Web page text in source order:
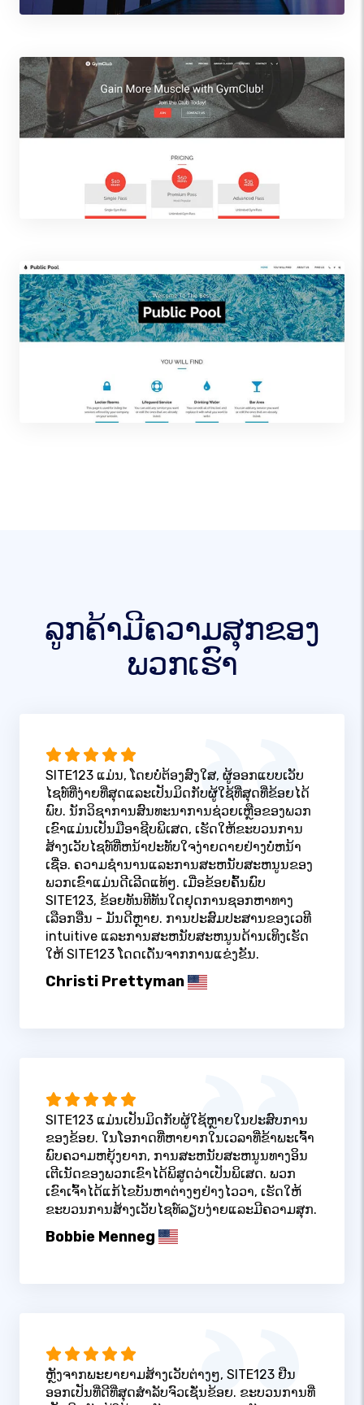
ລູກຄ້າມີຄວາມສຸກຂອງ
ພວກເຮົາ
SITE123 ແມ່ນ, ໂດຍບໍ່ຕ້ອງສົງໃສ, ຜູ້ອອກແບບເວັບ
ໄຊທ໌ທີ່ງ່າຍທີ່ສຸດແລະເປັນມິດກັບຜູ້ໃຊ້ທີ່ສຸດທີ່ຂ້ອຍໄດ້
ພົບ. ນັກວິຊາການສົນທະນາການຊ່ວຍເຫຼືອຂອງພວກ
ເຂົາແມ່ນເປັນມືອາຊີບພິເສດ, ເຮັດໃຫ້ຂະບວນການ
ສ້າງເວັບໄຊທ໌ທີ່ຫນ້າປະທັບໃຈງ່າຍດາຍຢ່າງບໍ່ຫນ້າ
ເຊື່ອ. ຄວາມຊໍານານແລະການສະຫນັບສະຫນູນຂອງ
ພວກເຂົາແມ່ນດີເລີດແທ້ໆ. ເມື່ອຂ້ອຍຄົ້ນພົບ
SITE123, ຂ້ອຍທັນທີທັນໃດຢຸດການຊອກຫາທາງ
ເລືອກອື່ນ - ມັນດີຫຼາຍ. ການປະສົມປະສານຂອງເວທີ
intuitive ແລະການສະຫນັບສະຫນູນດ້ານເທິງເຮັດ
ໃຫ້ SITE123 ໂດດເດັ່ນຈາກການແຂ່ງຂັນ.
Christi Prettyman
SITE123 ແມ່ນເປັນມິດກັບຜູ້ໃຊ້ຫຼາຍໃນປະສົບການ
ຂອງຂ້ອຍ. ໃນໂອກາດທີ່ຫາຍາກໃນເວລາທີ່ຂ້າພະເຈົ້າ
ພົບຄວາມຫຍຸ້ງຍາກ, ການສະຫນັບສະຫນູນທາງອິນ
ເຕີເນັດຂອງພວກເຂົາໄດ້ພິສູດວ່າເປັນພິເສດ. ພວກ
ເຂົາເຈົ້າໄດ້ແກ້ໄຂບັນຫາຕ່າງໆຢ່າງໄວວາ, ເຮັດໃຫ້
ຂະບວນການສ້າງເວັບໄຊທ໌ລຽບງ່າຍແລະມີຄວາມສຸກ.
Bobbie Menneg
ຫຼັງຈາກພະຍາຍາມສ້າງເວັບຕ່າງໆ, SITE123 ຢືນ
ອອກເປັນທີ່ດີທີ່ສຸດສໍາລັບຈົວເຊັ່ນຂ້ອຍ. ຂະບວນການທີ່